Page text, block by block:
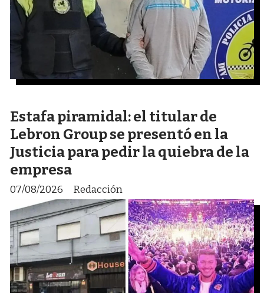
Estafa piramidal: el titular de
Lebron Group se presentó en la
Justicia para pedir la quiebra de la
empresa
Redacción
07/08/2026